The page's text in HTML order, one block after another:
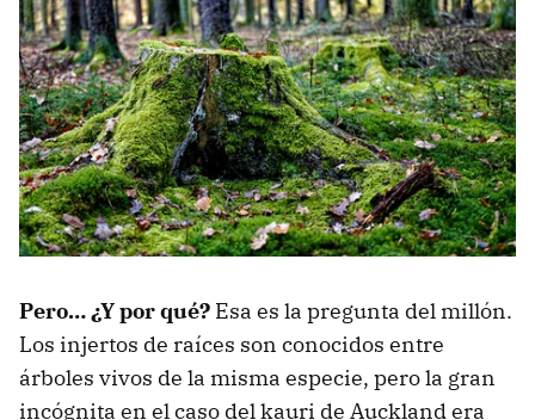
Pero… ¿Y por qué? Esa es la pregunta del millón.
Los injertos de raíces son conocidos entre
árboles vivos de la misma especie, pero la gran
incógnita en el caso del kauri de Auckland era